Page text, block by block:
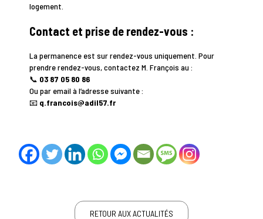
logement.
Contact et prise de rendez-vous :
La permanence est sur rendez-vous uniquement. Pour
prendre rendez-vous, contactez M. François au :
📞 03 87 05 80 86
Ou par email à l’adresse suivante :
📧 q.francois@adil57.fr
RETOUR AUX ACTUALITÉS